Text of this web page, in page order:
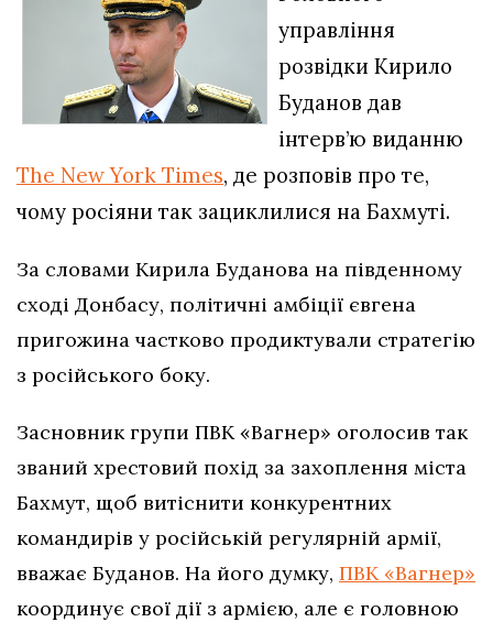
управління
розвідки Кирило
Буданов дав
інтерв’ю виданню
The New York Times, де розповів про те,
чому росіяни так зациклилися на Бахмуті.
За словами Кирила Буданова на південному
сході Донбасу, політичні амбіції євгена
пригожина частково продиктували стратегію
з російського боку.
Засновник групи ПВК «Вагнер» оголосив так
званий хрестовий похід за захоплення міста
Бахмут, щоб витіснити конкурентних
командирів у російській регулярній армії,
вважає Буданов. На його думку, ПВК «Вагнер»
координує свої дії з армією, але є головною